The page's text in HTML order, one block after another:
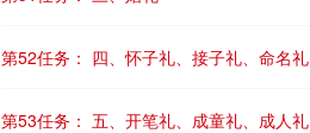
第52任务： 四、怀子礼、接子礼、命名礼
第53任务： 五、开笔礼、成童礼、成人礼